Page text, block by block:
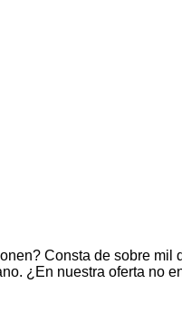
Consta de sobre
¿En nuestra oferta no